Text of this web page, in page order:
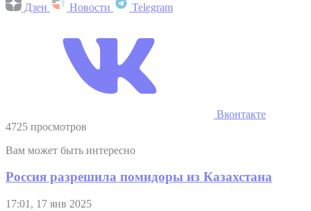
Дзен Новости Telegram
Вконтакте
4725 просмотров
Вам может быть интересно
Россия разрешила помидоры из Казахстана
17:01, 17 янв 2025